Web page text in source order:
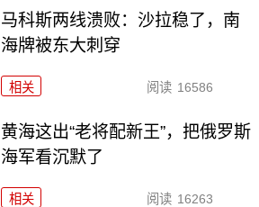
马科斯两线溃败：沙拉稳了，南
海牌被东大刺穿
相关 阅读 16586
黄海这出“老将配新王”，把俄罗斯
海军看沉默了
相关 阅读 16263